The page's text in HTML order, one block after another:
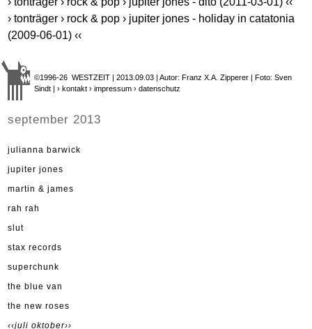
› tonträger › rock & pop › jupiter jones - holiday in catatonia
(2009-06-01) ‹‹
©1996-26 WESTZEIT | 2013.09.03 | Autor: Franz X.A. Zipperer | Foto: Sven
Sindt |› kontakt › impressum › datenschutz
september 2013
julianna barwick
jupiter jones
martin & james
rah rah
slut
stax records
superchunk
the blue van
the new roses
‹‹juli oktober››